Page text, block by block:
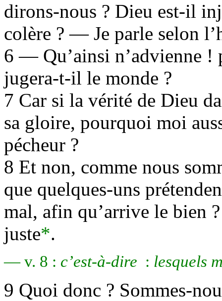
dirons-nous ? Dieu est-il
colère ? — Je parle selon
6 — Qu’ainsi n’advienne !
jugera-t-il le monde ?
7 Car si la vérité de Dieu
sa gloire, pourquoi moi
pécheur ?
8 Et non, comme nous
que quelques-uns
mal, afin qu’arrive le bien
juste*.
— v. 8 : c’est-à-dire : lesquels
9 Quoi donc ? Sommes-